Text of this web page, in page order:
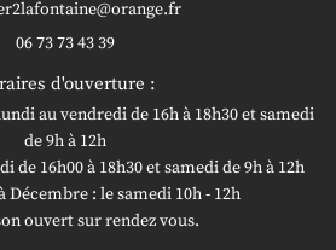
06 73 73 43 39
d'ouverture :
au vendredi de 16h à 18h30 et samedi
de 9h à 12h
de 16h00 à 18h30 et samedi de 9h à 12h
Décembre : le samedi 10h - 12h
ouvert sur rendez vous.